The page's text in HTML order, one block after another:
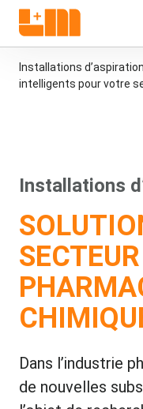
Installations d’aspiration
intelligents pour votre
Installations
SECTEUR
Dans l’industrie
de nouvelles